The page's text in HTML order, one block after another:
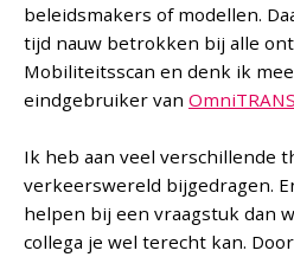
beleidsmakers of modellen.
tijd nauw betrokken bij alle
Mobiliteitsscan en denk ik
eindgebruiker van
Ik heb aan veel verschillende
verkeerswereld bijgedragen.
helpen bij een vraagstuk dan
collega je wel terecht kan.